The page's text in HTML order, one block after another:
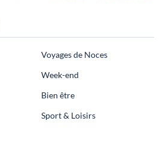
Voyages de Noces
Week-end
Bien être
Sport & Loisirs